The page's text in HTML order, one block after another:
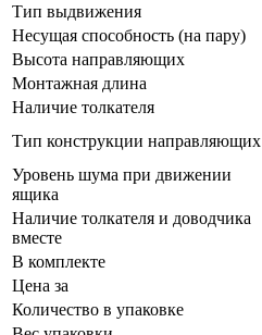
Тип выдвижения
Несущая способность (на пару)
Высота направляющих
Монтажная длина
Наличие толкателя
Тип конструкции направляющих
Уровень шума при движении
ящика
Наличие толкателя и доводчика
вместе
В комплекте
Цена за
Количество в упаковке